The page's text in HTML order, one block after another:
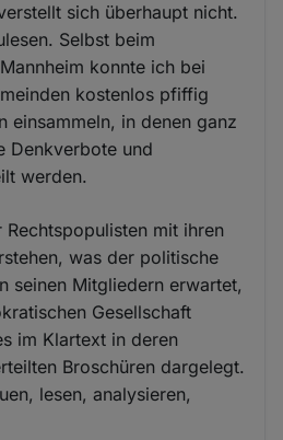
sich überhaupt nicht.
Selbst beim
konnte ich bei
kostenlos pfiffig
einsammeln, in denen ganz
Denkverbote und
werden.
mit ihren
was der politische
seinen Mitgliedern erwartet,
Gesellschaft
im Klartext in deren
Broschüren dargelegt.
lesen, analysieren,